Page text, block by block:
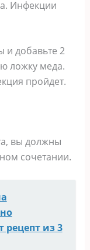
Инфекции
и добавьте 2
ложку меда.
пройдет.
вы должны
сочетании.
рецепт из 3